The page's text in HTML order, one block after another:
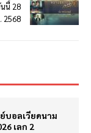
นนี้ 28
2568
บอลเวียดนาม
เลก 2